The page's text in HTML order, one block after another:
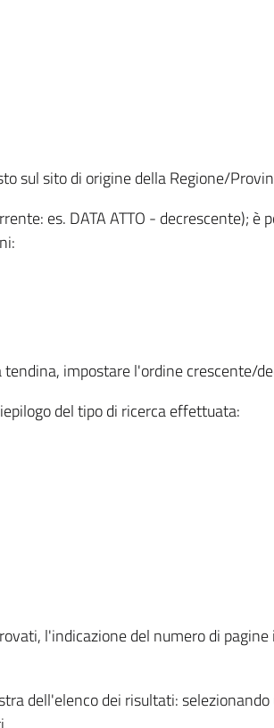
sul sito di origine della Regione/
es. DATA ATTO - decrescente); è
impostare l'ordine crescente/
del tipo di ricerca effettuata:
l'indicazione del numero di
dell'elenco dei risultati: